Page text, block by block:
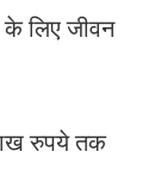
के लिए जीवन
रुपये तक